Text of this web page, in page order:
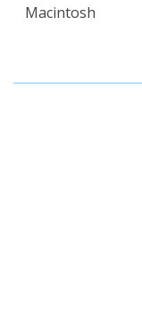
Macintosh